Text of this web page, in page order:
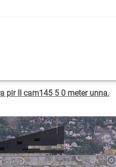
pir II cam145 5 0 meter unna.